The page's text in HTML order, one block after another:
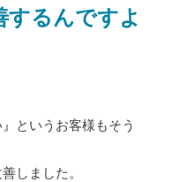
するんですよ
というお客様もそう
しました。